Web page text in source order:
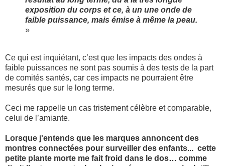
exposition du corps et ce, à un une onde de
faible puissance, mais émise à même la peau.
»
Ce qui est inquiétant, c’est que les impacts des ondes à
faible puissances ne sont pas soumis à des tests de la part
de comités santés, car ces impacts ne pourraient être
mesurés que sur le long terme.
Ceci me rappelle un cas tristement célèbre et comparable,
celui de l’amiante.
Lorsque j'entends que les marques annoncent des
montres connectées pour surveiller des enfants... cette
petite plante morte me fait froid dans le dos… comme